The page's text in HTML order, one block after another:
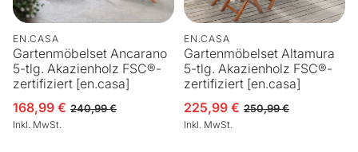
EN.CASA
Gartenmöbelset Ancarano
5-tlg. Akazienholz FSC®-
zertifiziert [en.casa]
Verkaufspreis
168,99 €
Normaler Preis
240,99 €
Inkl. MwSt.
EN.CASA
Gartenmöbelset Altamura
5-tlg. Akazienholz FSC®-
zertifiziert [en.casa]
Verkaufspreis
225,99 €
Normaler Preis
250,99 €
Inkl. MwSt.